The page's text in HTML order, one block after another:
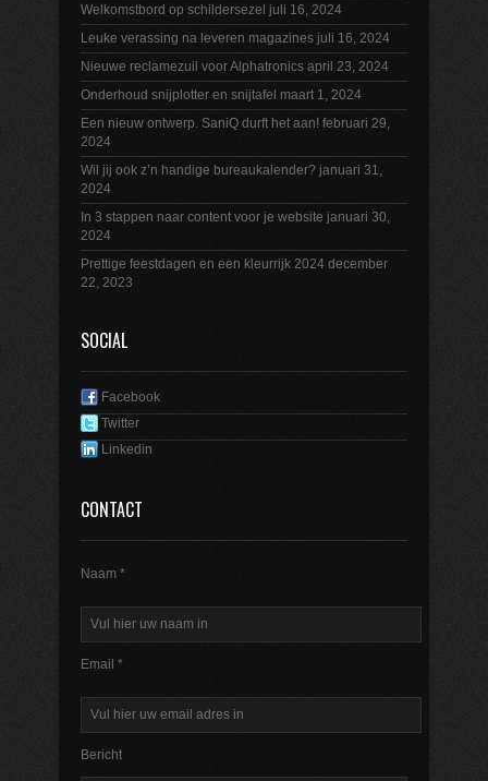
Welkomstbord op schildersezel juli 16, 2024
Leuke verassing na leveren magazines juli 16, 2024
Nieuwe reclamezuil voor Alphatronics april 23, 2024
Onderhoud snijplotter en snijtafel maart 1, 2024
Een nieuw ontwerp. SaniQ durft het aan! februari 29,
2024
Wil jij ook z’n handige bureaukalender? januari 31,
2024
In 3 stappen naar content voor je website januari 30,
2024
Prettige feestdagen en een kleurrijk 2024 december
22, 2023
SOCIAL
Facebook
Twitter
Linkedin
CONTACT
Naam *
Email *
Bericht